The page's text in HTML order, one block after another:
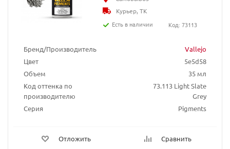
Бренд/Производитель
Vallejo
Цвет
5e5d58
Объем
35 мл
Код оттенка по
производителю
73.113 Light Slate
Grey
Серия
Pigments
Отложить Сравнить
Курьер, ТК
Есть в наличии
Код: 73113